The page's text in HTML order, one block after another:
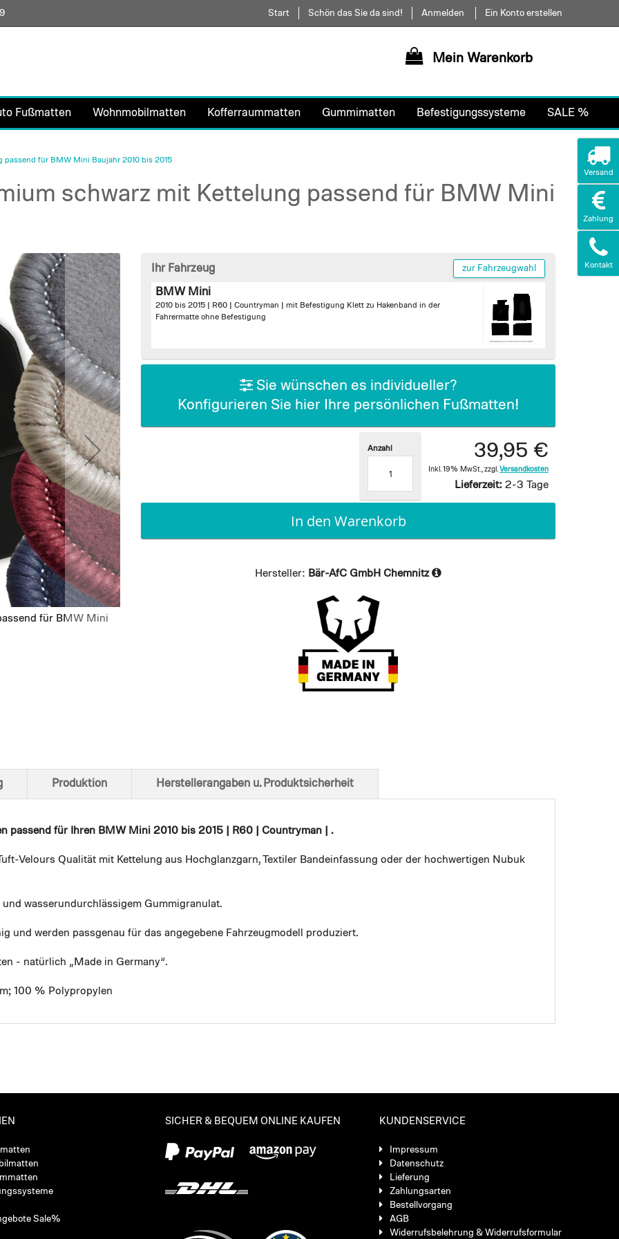
Direkt
zum
Start Schön das Sie da sind! Anmelden Ein Konto erstellen
Mein Warenkorb
Fußmatten Wohnmobilmatten Kofferraummatten Gummimatten Befestigungssysteme SALE %
passend für BMW Mini Baujahr 2010 bis 2015
schwarz mit Kettelung passend für BMW Mini
für BMW Mini
Ansicht von unten
Ihr Fahrzeug zur Fahrzeugwahl
BMW Mini
2010 bis 2015 | R60 | Countryman | mit Befestigung Klett zu Hakenband in der
Fahrermatte ohne Befestigung
Sie wünschen es individueller?
Konfigurieren Sie hier Ihre persönlichen Fußmatten!
39,95 €
Inkl. 19% MwSt. zzgl. Versandkosten
Lieferzeit: 2-3 Tage
Anzahl
In den Warenkorb
Hersteller: Bär-AfC GmbH Chemnitz
passend für Ihren BMW Mini 2010 bis 2015 | R60 | Countryman | .
Velours Qualität mit Kettelung aus Hochglanzgarn, Textiler Bandeinfassung oder der hochwertigen Nubuk
wasserundurchlässigem Gummigranulat.
und werden passgenau für das angegebene Fahrzeugmodell produziert.
- natürlich „Made in Germany“.
100 % Polypropylen
Produktion Herstellerangaben u. Produktsicherheit
Sale%
SICHER & BEQUEM ONLINE KAUFEN KUNDENSERVICE
Impressum
Datenschutz
Lieferung
Zahlungsarten
Bestellvorgang
AGB
Widerrufsbelehrung & Widerrufsformular
Versand
Zahlung
Kontakt